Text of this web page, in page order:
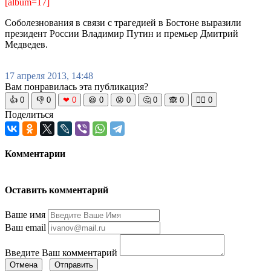
Соболезнования в связи с трагедией в Бостоне выразили
президент России Владимир Путин и премьер Дмитрий
Медведев.
17 апреля 2013, 14:48
Вам понравилась эта публикация?
👍 0 👎 0 ❤ 0 😆 0 😡 0 🤔 0 🙈 0 🧘‍♀️ 0
Поделиться
Комментарии
Оставить комментарий
Ваше имя
Ваш email
Введите Ваш комментарий
Отмена Отправить